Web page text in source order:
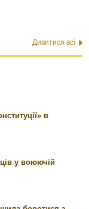
Дивитися всі
в
у воюючій